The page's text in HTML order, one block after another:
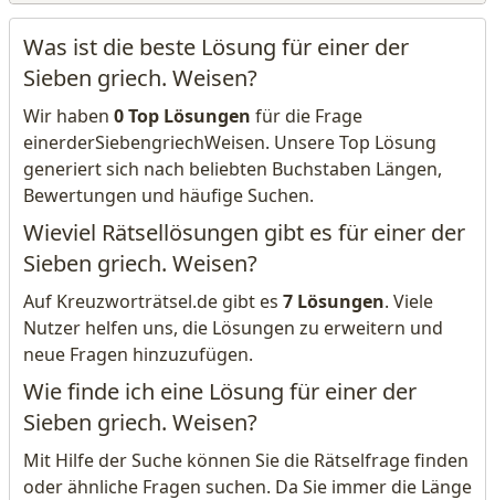
Was ist die beste Lösung für einer der
Sieben griech. Weisen?
Wir haben 0 Top Lösungen für die Frage
einerderSiebengriechWeisen. Unsere Top Lösung
generiert sich nach beliebten Buchstaben Längen,
Bewertungen und häufige Suchen.
Wieviel Rätsellösungen gibt es für einer der
Sieben griech. Weisen?
Auf Kreuzworträtsel.de gibt es 7 Lösungen. Viele
Nutzer helfen uns, die Lösungen zu erweitern und
neue Fragen hinzuzufügen.
Wie finde ich eine Lösung für einer der
Sieben griech. Weisen?
Mit Hilfe der Suche können Sie die Rätselfrage finden
oder ähnliche Fragen suchen. Da Sie immer die Länge